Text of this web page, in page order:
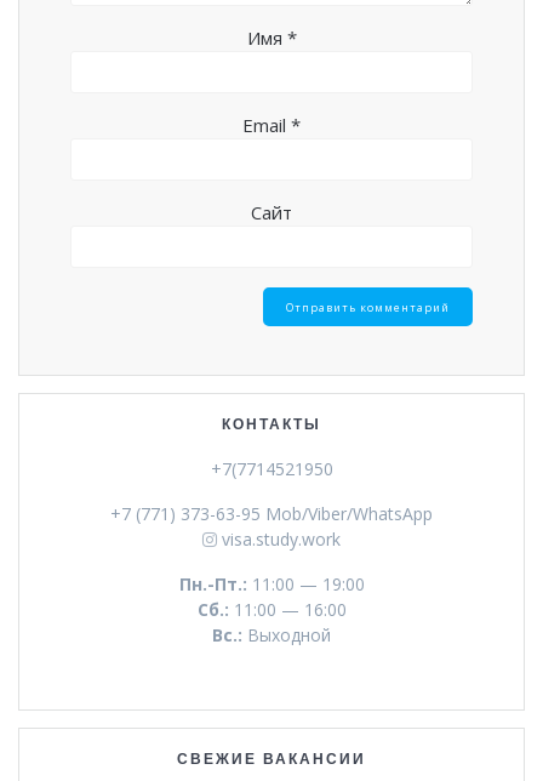
Имя *
Email *
Сайт
КОНТАКТЫ
+7(7714521950
+7 (771) 373-63-95 Mob/Viber/WhatsApp
visa.study.work
Пн.-Пт.: 11:00 — 19:00
Сб.: 11:00 — 16:00
Вс.: Выходной
СВЕЖИЕ ВАКАНСИИ